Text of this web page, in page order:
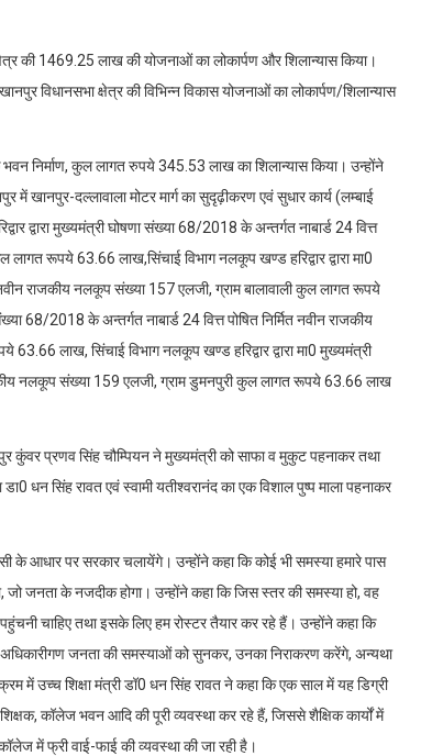
की 1469.25 लाख की योजनाओं का लोकार्पण और शिलान्यास किया।
विधानसभा क्षेत्र की विभिन्न विकास योजनाओं का लोकार्पण/शिलान्यास
भवन निर्माण, कुल लागत रुपये 345.53 लाख का शिलान्यास किया। उन्होंने
में खानपुर-दल्लावाला मोटर मार्ग का सुदृढ़ीकरण एवं सुधार कार्य (लम्बाई
मुख्यमंत्री घोषणा संख्या 68/2018 के अन्तर्गत नाबार्ड 24 वित्त
रूपये 63.66 लाख,सिंचाई विभाग नलकूप खण्ड हरिद्वार द्वारा मा0
नवीन राजकीय नलकूप संख्या 157 एलजी, ग्राम बालावाली कुल लागत रूपये
68/2018 के अन्तर्गत नाबार्ड 24 वित्त पोषित निर्मित नवीन राजकीय
लाख, सिंचाई विभाग नलकूप खण्ड हरिद्वार द्वारा मा0 मुख्यमंत्री
नलकूप संख्या 159 एलजी, ग्राम डुमनपुरी कुल लागत रूपये 63.66 लाख
कुंवर प्रणव सिंह चौम्पियन ने मुख्यमंत्री को साफा व मुकुट पहनाकर तथा
धन सिंह रावत एवं स्वामी यतीश्वरानंद का एक विशाल पुष्प माला पहनाकर
के आधार पर सरकार चलायेंगे। उन्होंने कहा कि कोई भी समस्या हमारे पास
जनता के नजदीक होगा। उन्होंने कहा कि जिस स्तर की समस्या हो, वह
चाहिए तथा इसके लिए हम रोस्टर तैयार कर रहे हैं। उन्होंने कहा कि
जनता की समस्याओं को सुनकर, उनका निराकरण करेंगे, अन्यथा
में उच्च शिक्षा मंत्री डॉ0 धन सिंह रावत ने कहा कि एक साल में यह डिग्री
कॉलेज भवन आदि की पूरी व्यवस्था कर रहे हैं, जिससे शैक्षिक कार्यों में
में फ्री वाई-फाई की व्यवस्था की जा रही है।